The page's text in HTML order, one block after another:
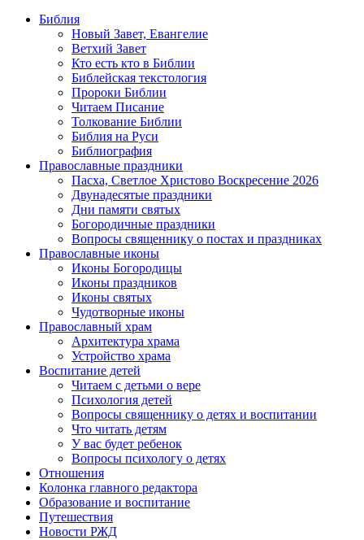
Библия
Новый Завет, Евангелие
Ветхий Завет
Кто есть кто в Библии
Библейская текстология
Пророки Библии
Читаем Писание
Толкование Библии
Библия на Руси
Библиография
Православные праздники
Пасха, Светлое Христово Воскресение 2026
Двунадесятые праздники
Дни памяти святых
Богородичные праздники
Вопросы священнику о постах и праздниках
Православные иконы
Иконы Богородицы
Иконы праздников
Иконы святых
Чудотворные иконы
Православный храм
Архитектура храма
Устройство храма
Воспитание детей
Читаем с детьми о вере
Психология детей
Вопросы священнику о детях и воспитании
Что читать детям
У вас будет ребенок
Вопросы психологу о детях
Отношения
Колонка главного редактора
Образование и воспитание
Путешествия
Новости РЖД